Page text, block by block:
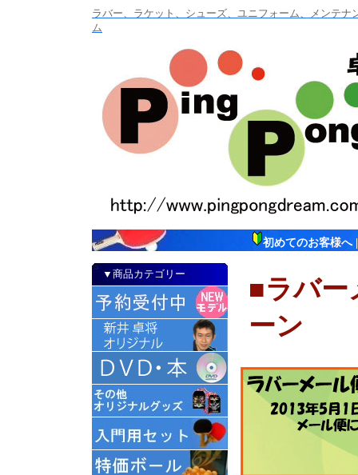
ラバー、ラケット、シューズ、ユニフォーム、メンテ
ム
初めてのお客様へ
▼商品カテゴリー
■ラバー
ーン